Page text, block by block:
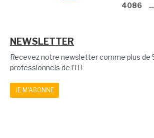
4086
NEWSLETTER
Recevez notre newsletter comme plus de
professionnels de l'IT!
JE M'ABONNE